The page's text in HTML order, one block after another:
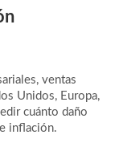
ventas
Unidos, Europa,
cuánto daño
inflación.